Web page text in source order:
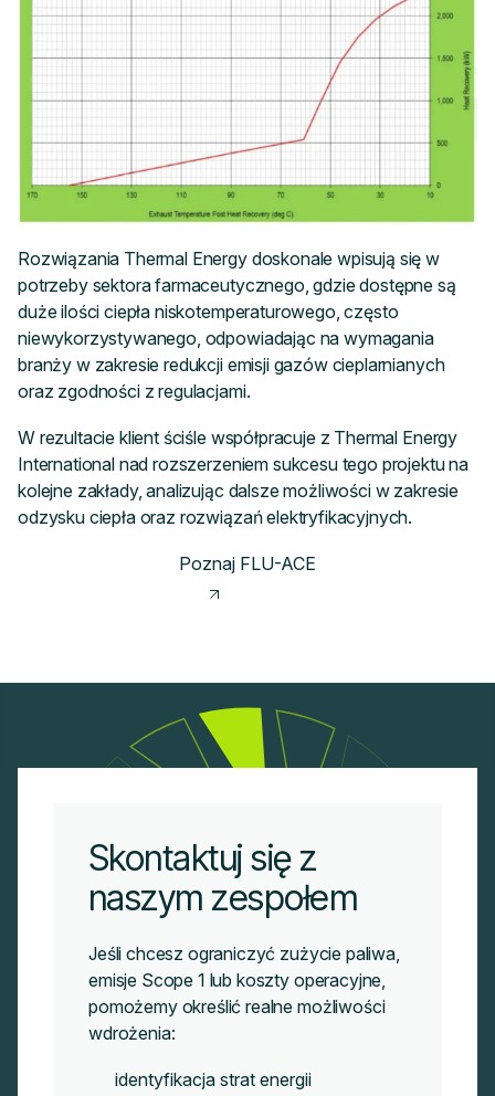
Rozwiązania Thermal Energy doskonale wpisują się w
potrzeby sektora farmaceutycznego, gdzie dostępne są
duże ilości ciepła niskotemperaturowego, często
niewykorzystywanego, odpowiadając na wymagania
branży w zakresie redukcji emisji gazów cieplarnianych
oraz zgodności z regulacjami.
W rezultacie klient ściśle współpracuje z Thermal Energy
International nad rozszerzeniem sukcesu tego projektu na
kolejne zakłady, analizując dalsze możliwości w zakresie
odzysku ciepła oraz rozwiązań elektryfikacyjnych.
Poznaj FLU-ACE
Skontaktuj się z
naszym zespołem
Jeśli chcesz ograniczyć zużycie paliwa,
emisje Scope 1 lub koszty operacyjne,
pomożemy określić realne możliwości
wdrożenia:
identyfikacja strat energii